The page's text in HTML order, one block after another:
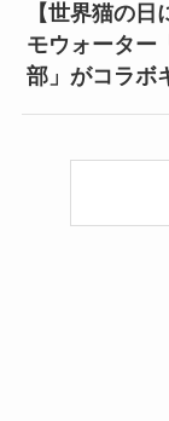
【世界猫の
モウォーター
部」がコラボ